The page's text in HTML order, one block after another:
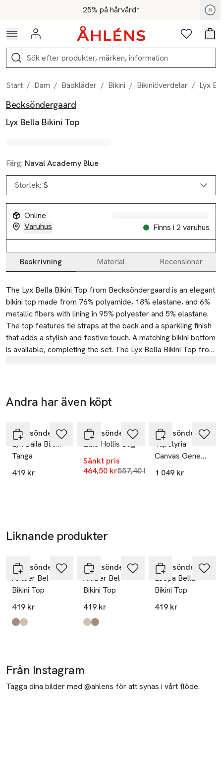
Hoppa till navigationsmenyn25% på hårvård*
För medlemmar - Shoppa nu
Logga in Favoriter
Sök
Start / Dam / Badkläder / Bikini / Bikiniöverdelar / Lyx
Produktbilder
Hoppa över bildspelet
Becksöndergaard
Lyx Bella Bikini Top
Färg: Naval Academy Blue
Storlek: S
Online
Varuhus
Finns i 2 varuhus
Produktinformation
Beskrivning Material Recensioner
Beskrivning
The Lyx Bella Bikini Top from Becksöndergaard is an elegant
bikini top made from 76% polyamide, 18% elastane, and 6%
metallic fibers with lining in 95% polyester and 5% elastane.
The top features tie straps at the back and a sparkling finish
that adds a stylish and festive touch. A matching bikini bottom
is available, completing the set. The Lyx Bella Bikini Top from
Emdrupvej 26D
2100 Copenhagen
E-post
email@becksondergaard.com
Mobilnummer
SKU: 66631564
Andra har även köpt
Becksöndergaard
Lyx Baila Bikini
Tanga
419 kr
-17%
Becksöndergaard
Zale Hollis Bag
Sänkt pris
464,50 krLägsta pris 30 dagar
557,40 kr
Becksöndergaard
Tapelyria
Canvas Gene
Bag
1 049 kr
Liknande produkter
Becksöndergaard
Amber Bel
Bikini Top
419 kr
Produkten finns i färgerna:
Dusty Rose
Mocha Brown
Becksöndergaard
Amber Bel
Bikini Top
419 kr
Produkten finns i färgerna:
Mocha Brown
Dusty Rose
Becksöndergaard
Leopa Bella
Bikini Top
419 kr
Från Instagram
Tagga dina bilder med @ahlens för att synas i vårt flöde.